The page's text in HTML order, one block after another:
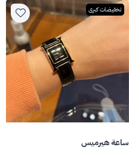
تخفيضات كبرى
ساعة هيرميس